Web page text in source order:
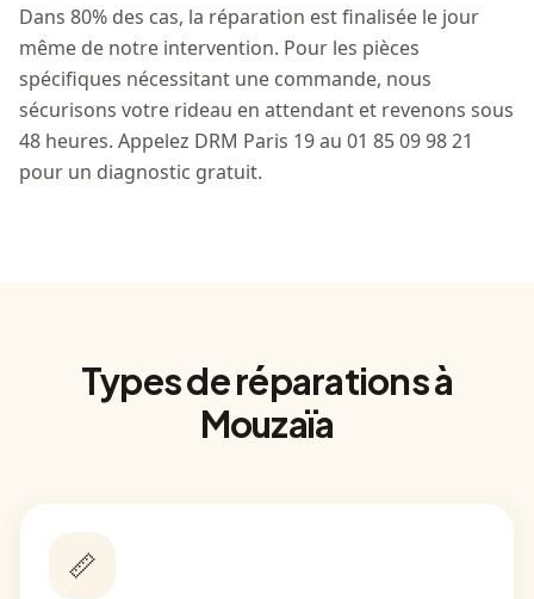
Dans 80% des cas, la réparation est finalisée le jour
même de notre intervention. Pour les pièces
spécifiques nécessitant une commande, nous
sécurisons votre rideau en attendant et revenons sous
48 heures. Appelez DRM Paris 19 au 01 85 09 98 21
pour un diagnostic gratuit.
Types de réparations à
Mouzaïa
📏